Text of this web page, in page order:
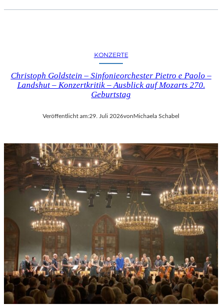
KONZERTE
Christoph Goldstein – Sinfonieorchester Pietro e Paolo –
Landshut – Konzertkritik – Ausblick auf Mozarts 270.
Geburtstag
Veröffentlicht am:29. Juli 2026von Michaela Schabel